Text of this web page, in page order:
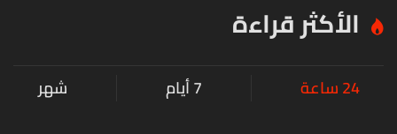
الأكثر قراءة
24 ساعة 7 أيام شهر